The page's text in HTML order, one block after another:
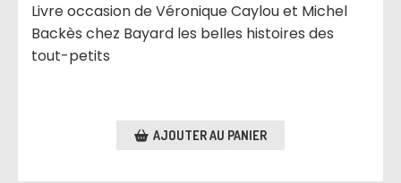
Livre occasion de Véronique Caylou et Michel
Backès chez Bayard les belles histoires des
tout-petits
AJOUTER AU PANIER